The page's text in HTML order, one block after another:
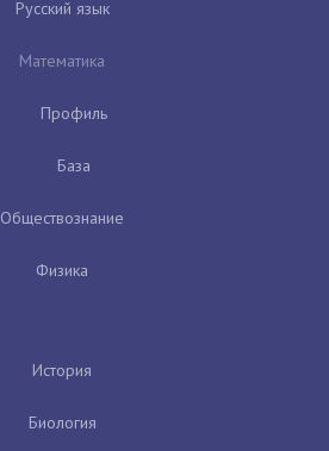
Русский язык
Математика
Профиль
База
Обществознание
Физика
История
Биология